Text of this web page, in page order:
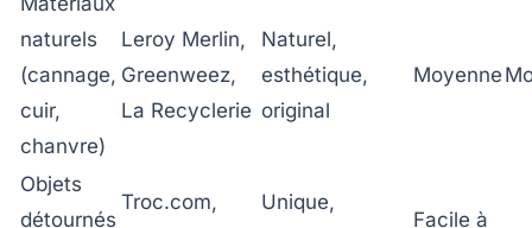
naturels
(cannage,
cuir,
chanvre)
Leroy Merlin,
Greenweez,
La Recyclerie
Naturel,
esthétique,
original
Moyenne
Objets
détournés
Troc.com,
Unique,
Facile à